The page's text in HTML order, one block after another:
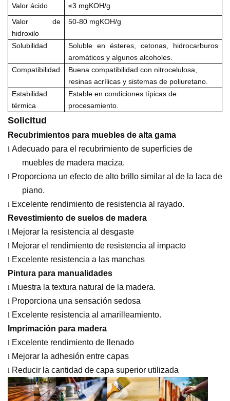
Valor ácido ≤3 mgKOH/g
Valor de
hidroxilo
50-80 mgKOH/g
Solubilidad
Soluble en ésteres, cetonas, hidrocarburos
aromáticos y algunos alcoholes.
Compatibilidad
Buena compatibilidad con nitrocelulosa,
resinas acrílicas y sistemas de poliuretano.
Estabilidad
térmica
Estable en condiciones típicas de
procesamiento.
Solicitud
Recubrimientos para muebles de alta gama
l Adecuado para el recubrimiento de superficies de
muebles de madera maciza.
l Proporciona un efecto de alto brillo similar al de la laca de
piano.
l Excelente rendimiento de resistencia al rayado.
Revestimiento de suelos de madera
l Mejorar la resistencia al desgaste
l Mejorar el rendimiento de resistencia al impacto
l Excelente resistencia a las manchas
Pintura para manualidades
l Muestra la textura natural de la madera.
l Proporciona una sensación sedosa
l Excelente resistencia al amarilleamiento.
Imprimación para madera
l Excelente rendimiento de llenado
l Mejorar la adhesión entre capas
l Reducir la cantidad de capa superior utilizada